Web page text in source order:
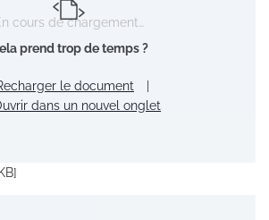
cours de chargement…
prend trop de temps ?
le document
dans un nouvel onglet